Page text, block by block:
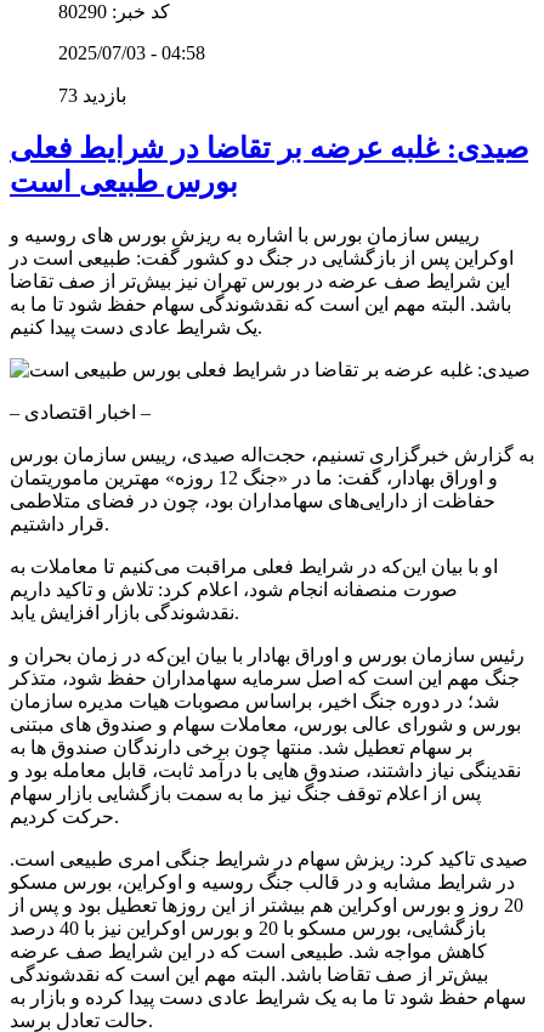
کد خبر: 80290
2025/07/03 - 04:58
73 بازدید
صیدی: غلبه عرضه بر تقاضا در شرایط فعلی
بورس طبیعی است
رییس سازمان بورس با اشاره به ریزش بورس های روسیه و
اوکراین پس از بازگشایی در جنگ دو کشور گفت: طبیعی است در
این شرایط صف عرضه در بورس تهران نیز بیش‌تر از صف تقاضا
باشد. البته مهم این است که نقدشوندگی سهام حفظ شود تا ما به
یک شرایط عادی دست پیدا کنیم.
– اخبار اقتصادی –
به گزارش خبرگزاری تسنیم، حجت‌اله صیدی، رییس سازمان بورس
و اوراق بهادار، گفت: ما در «جنگ 12 روزه» مهترین ماموریتمان
حفاظت از دارایی‌های سهامداران بود، چون در فضای متلاطمی
قرار داشتیم.
او با بیان این‌که در شرایط فعلی مراقبت می‌کنیم تا معاملات به
صورت منصفانه انجام شود، اعلام کرد: تلاش و تاکید داریم
نقدشوندگی بازار افزایش یابد.
رئیس سازمان بورس و اوراق بهادار با بیان این‌که در زمان بحران و
جنگ مهم این است که اصل سرمایه سهامداران حفظ شود، متذکر
شد؛ در دوره جنگ اخیر، براساس مصوبات هیات مدیره سازمان
بورس و شورای عالی بورس، معاملات سهام و صندوق های مبتنی
بر سهام تعطیل شد. منتها چون برخی دارندگان صندوق ها به
نقدینگی نیاز داشتند، صندوق هایی با درآمد ثابت، قابل معامله بود و
پس از اعلام توقف جنگ نیز ما به سمت بازگشایی بازار سهام
حرکت کردیم.
صیدی تاکید کرد: ریزش سهام در شرایط جنگی امری طبیعی است.
در شرایط مشابه و در قالب جنگ روسیه و اوکراین، بورس مسکو
20 روز و بورس اوکراین هم بیشتر از این روزها تعطیل بود و پس از
بازگشایی، بورس مسکو با 20 و بورس اوکراین نیز با 40 درصد
کاهش مواجه شد. طبیعی است که در این شرایط صف عرضه
بیش‌تر از صف تقاضا باشد. البته مهم این است که نقدشوندگی
سهام حفظ شود تا ما به یک شرایط عادی دست پیدا کرده و بازار به
حالت تعادل برسد.